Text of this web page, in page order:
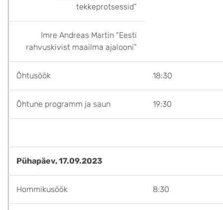
tekkeprotsessid”
Imre Andreas Martin “Eesti
rahvuskivist maailma ajalooni”
Õhtusöök 18:30
Õhtune programm ja saun 19:30
Pühapäev, 17.09.2023
Hommikusöök 8:30